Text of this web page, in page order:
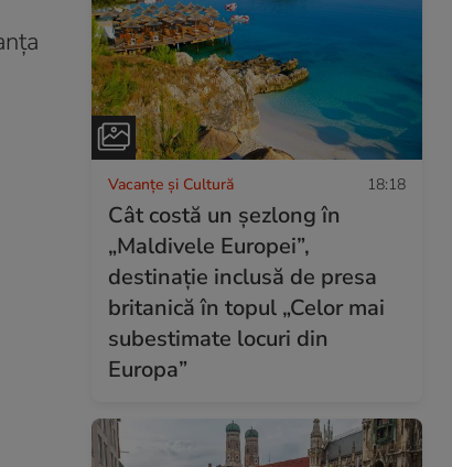
Vacanțe și Cultură 18:18
Cât costă un șezlong în
„Maldivele Europei”,
destinație inclusă de presa
britanică în topul „Celor mai
subestimate locuri din
Europa”